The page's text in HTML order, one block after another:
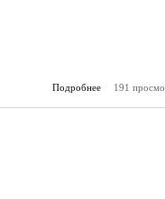
Подробнее
о
191